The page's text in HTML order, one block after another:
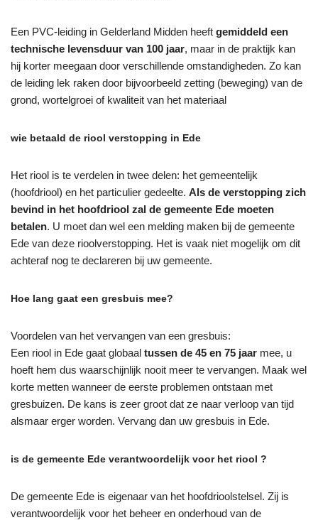
Een PVC-leiding in Gelderland Midden heeft gemiddeld een
technische levensduur van 100 jaar, maar in de praktijk kan
hij korter meegaan door verschillende omstandigheden. Zo kan
de leiding lek raken door bijvoorbeeld zetting (beweging) van de
grond, wortelgroei of kwaliteit van het materiaal
wie betaald de riool verstopping in Ede
Het riool is te verdelen in twee delen: het gemeentelijk
(hoofdriool) en het particulier gedeelte. Als de verstopping zich
bevind in het hoofdriool zal de gemeente Ede moeten
betalen. U moet dan wel een melding maken bij de gemeente
Ede van deze rioolverstopping. Het is vaak niet mogelijk om dit
achteraf nog te declareren bij uw gemeente.
Hoe lang gaat een gresbuis mee?
Voordelen van het vervangen van een gresbuis:
Een riool in Ede gaat globaal tussen de 45 en 75 jaar mee, u
hoeft hem dus waarschijnlijk nooit meer te vervangen. Maak wel
korte metten wanneer de eerste problemen ontstaan met
gresbuizen. De kans is zeer groot dat ze naar verloop van tijd
alsmaar erger worden. Vervang dan uw gresbuis in Ede.
is de gemeente Ede verantwoordelijk voor het riool ?
De gemeente Ede is eigenaar van het hoofdrioolstelsel. Zij is
verantwoordelijk voor het beheer en onderhoud van de